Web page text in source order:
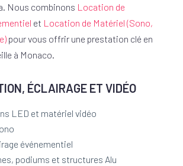
Nous combinons Location de
et Location de Matériel (Sono,
pour vous offrir une prestation clé en
à Monaco.
ÉCLAIRAGE ET VIDÉO
LED et matériel vidéo
événementiel
podiums et structures Alu